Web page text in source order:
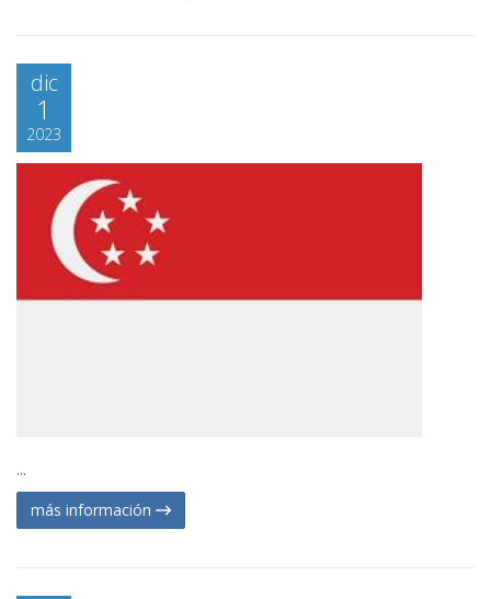
dic
1
2023
...
más información